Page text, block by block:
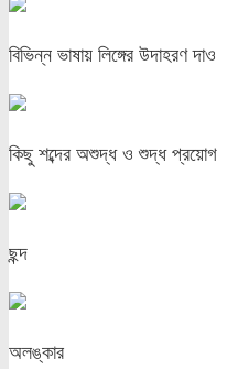
বিভিন্ন ভাষায় লিঙ্গের উদাহরণ দাও
কিছু শব্দের অশুদ্ধ ও শুদ্ধ প্রয়োগ
ছন্দ
অলঙ্কার